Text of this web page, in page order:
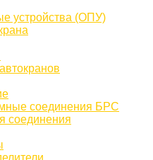
устройства (ОПУ)
соединения БРС
соединения